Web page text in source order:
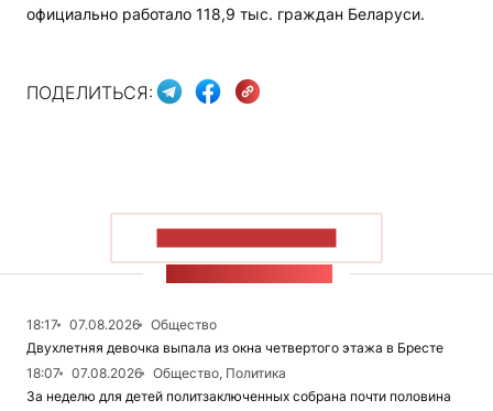
официально работало 118,9 тыс. граждан Беларуси.
ПОДЕЛИТЬСЯ:
18:17 07.08.2026
Общество
Двухлетняя девочка выпала из окна четвертого этажа в Бресте
18:07
07.08.2026
Общество, Политика
За неделю для детей политзаключенных собрана почти половина